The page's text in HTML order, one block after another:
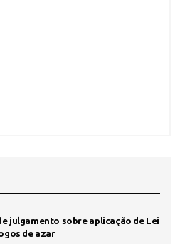
julgamento sobre aplicação de Lei
de azar